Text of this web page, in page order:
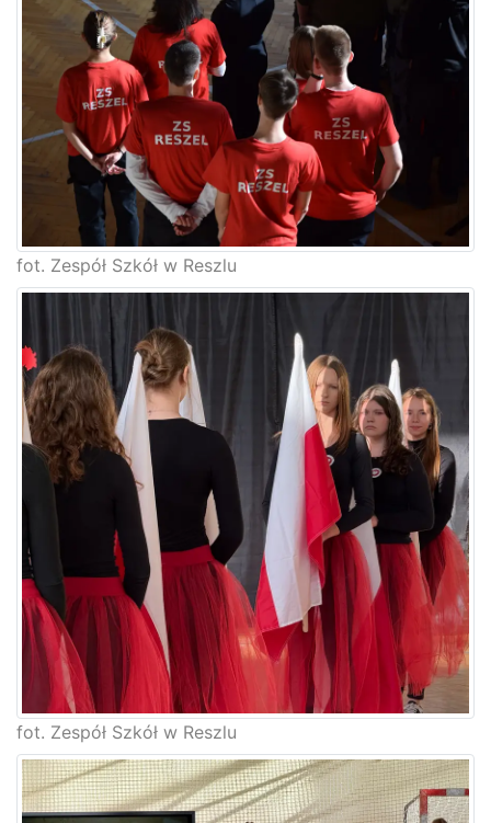
fot. Zespół Szkół w Reszlu
fot. Zespół Szkół w Reszlu